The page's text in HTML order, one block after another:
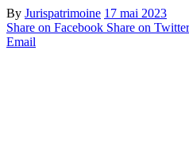
By Jurispatrimoine 17 mai 2023
Share on Facebook Share on Twitter
Email